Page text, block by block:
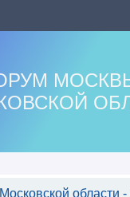
области